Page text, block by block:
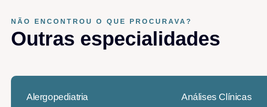
NÃO ENCONTROU O QUE PROCURAVA?
Outras especialidades​
Alergopediatria Análises Clínicas